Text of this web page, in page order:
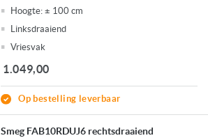
Hoogte: ± 100 cm
Linksdraaiend
Vriesvak
1.049,00
Op bestelling leverbaar
Smeg FAB10RDUJ6 rechtsdraaiend